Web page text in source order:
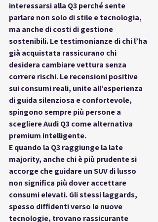
interessarsi alla Q3 perché sente
parlare non solo di stile e tecnologia,
ma anche di costi di gestione
sostenibili. Le testimonianze di chi l’ha
già acquistata rassicurano chi
desidera cambiare vettura senza
correre rischi. Le recensioni positive
sui consumi reali, unite all’esperienza
di guida silenziosa e confortevole,
spingono sempre più persone a
scegliere Audi Q3 come alternativa
premium intelligente.
E quando la Q3 raggiunge la late
majority, anche chi è più prudente si
accorge che guidare un SUV di lusso
non significa più dover accettare
consumi elevati. Gli stessi laggards,
spesso diffidenti verso le nuove
tecnologie, trovano rassicurante